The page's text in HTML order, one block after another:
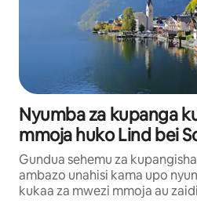
Nyumba za kupanga
mmoja huko Lind bei
Gundua sehemu za
ambazo unahisi kama upo
kukaa za mwezi mmoja au